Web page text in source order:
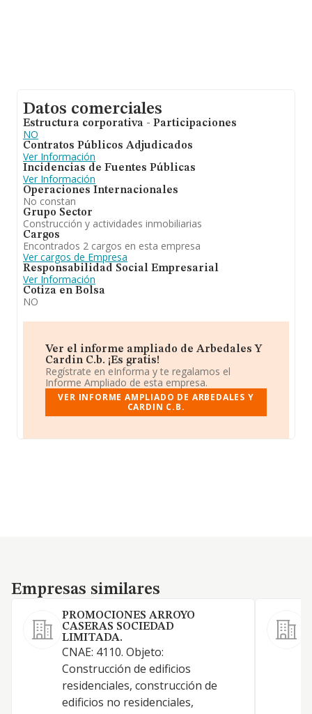
Datos comerciales
Estructura corporativa - Participaciones
NO
Contratos Públicos Adjudicados
Ver Información
Incidencias de Fuentes Públicas
Ver Información
Operaciones Internacionales
No constan
Grupo Sector
Construcción y actividades inmobiliarias
Cargos
Encontrados 2 cargos en esta empresa
Ver cargos de Empresa
Responsabilidad Social Empresarial
Ver Información
Cotiza en Bolsa
NO
Ver el informe ampliado de Arbedales Y
Cardin C.b. ¡Es gratis!
Regístrate en eInforma y te regalamos el
Informe Ampliado de esta empresa.
VER INFORME AMPLIADO DE ARBEDALES Y
CARDIN C.B.
Empresas similares
Empresas similares
PROMOCIONES ARROYO
CASERAS SOCIEDAD
LIMITADA.
CNAE: 4110. Objeto:
Construcción de edificios
residenciales, construcción de
edificios no residenciales,